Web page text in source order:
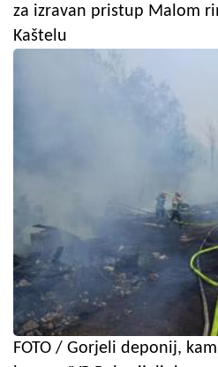
za izravan pristup Malom
Kaštelu
FOTO / Gorjeli deponij,